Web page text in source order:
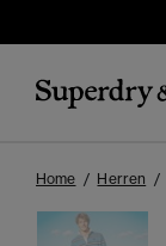
Home Herren